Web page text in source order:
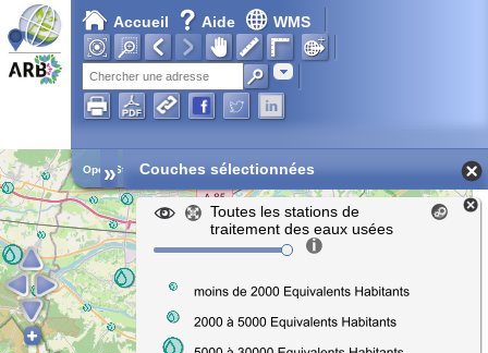
Accueil Aide WMS
Adresse
Open Street Map
» Couches sélectionnées
Toutes les stations de
traitement des eaux usées